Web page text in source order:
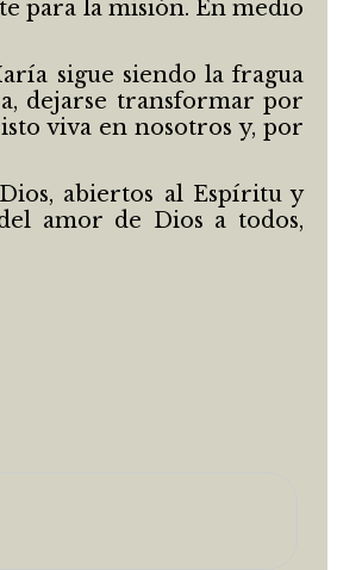
para la misión. En medio
sigue siendo la fragua
dejarse transformar por
viva en nosotros y, por
abiertos al Espíritu y
amor de Dios a todos,